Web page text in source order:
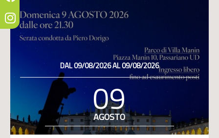
DAL 09/08/2026 AL 09/08/2026
09
AGOSTO